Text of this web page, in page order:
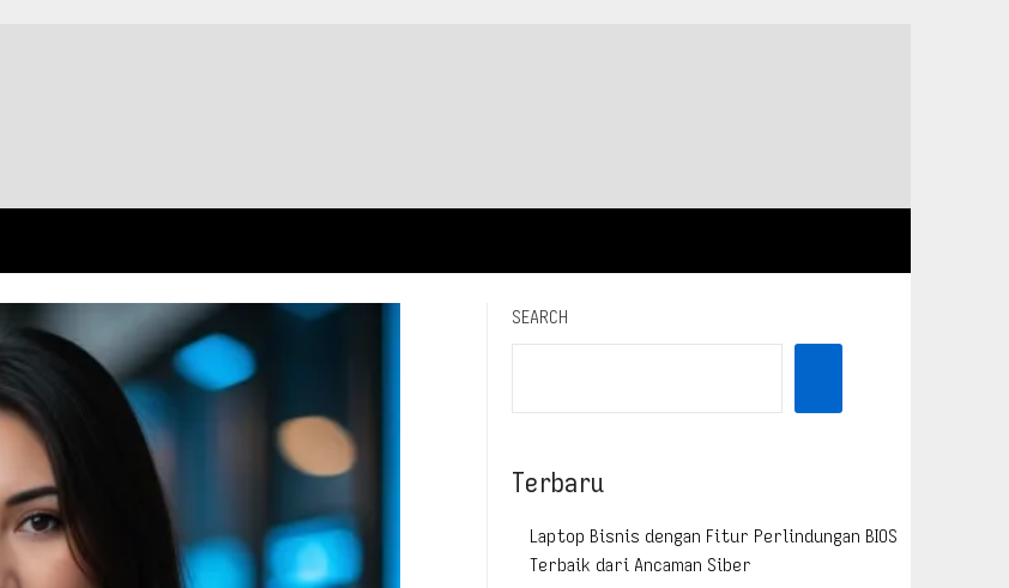
SEARCH
Terbaru
Laptop Bisnis dengan Fitur Perlindungan BIOS
Terbaik dari Ancaman Siber